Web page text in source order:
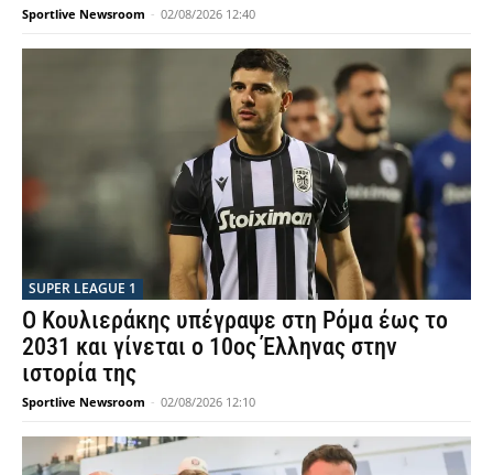
Sportlive Newsroom - 02/08/2026 12:40
SUPER LEAGUE 1
Ο Κουλιεράκης υπέγραψε στη Ρόμα έως το
2031 και γίνεται ο 10ος Έλληνας στην
ιστορία της
Sportlive Newsroom - 02/08/2026 12:10